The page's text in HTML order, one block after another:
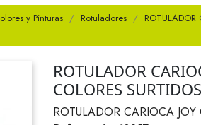
y Pinturas Rotuladores
ROTULADOR
ROTULADOR
COLORES SURTIDOS
ROTULADOR CARIOCA